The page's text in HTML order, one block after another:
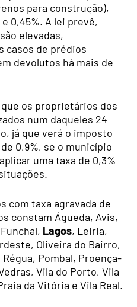
para construção),
0,45%. A lei prevê,
elevadas,
casos de prédios
devolutos há mais de
os proprietários dos
num daqueles 24
já que verá o imposto
0,9%, se o município
uma taxa de 0,3%
com taxa agravada de
constam Águeda, Avis,
Lagos, Leiria,
Oliveira do Bairro,
Pombal, Proença-
Vila do Porto, Vila
da Vitória e Vila Real.